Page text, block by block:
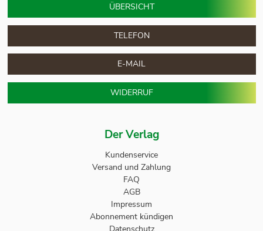
Der Verlag
Kundenservice
Versand und Zahlung
FAQ
AGB
Impressum
Abonnement kündigen
Datenschutz
ÜBERSICHT
TELEFON
E-MAIL
WIDERRUF